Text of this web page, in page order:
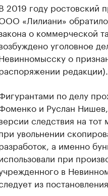
2019 году ростовский
«Лилиани»
о коммерческой
уголовное
о
редакции).
по делу
и Руслан
следствия на
увольнении
а именно
при
в
из